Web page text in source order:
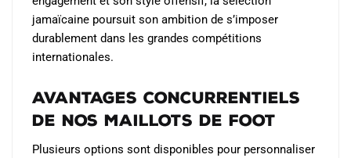
jamaïcaine poursuit son ambition de s’imposer
durablement dans les grandes compétitions
internationales.
Avantages Concurrentiels
de Nos Maillots de Foot
Plusieurs options sont disponibles pour personnaliser